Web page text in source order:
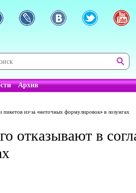
Архив
из-за «неточных формулировок» в лозунгах
отказывают в